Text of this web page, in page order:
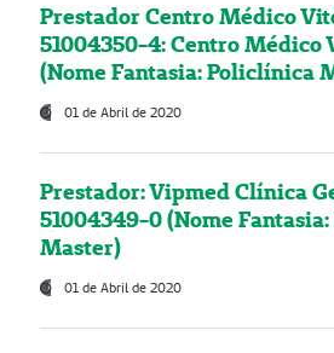
Prestador Centro Médico
51004350-4: Centro Médico
(Nome Fantasia: Policlínica
01 de Abril de 2020
Prestador: Vipmed Clínica
51004349-0 (Nome
Master)
01 de Abril de 2020